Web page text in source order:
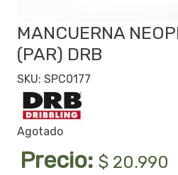
MANCUERNA
(PAR) DRB
SKU: SPC0177
Agotado
Precio: $ 20.990